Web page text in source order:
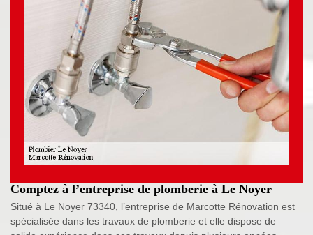
Comptez à l’entreprise de plomberie à Le Noyer
Situé à Le Noyer 73340, l’entreprise de Marcotte Rénovation est
spécialisée dans les travaux de plomberie et elle dispose de